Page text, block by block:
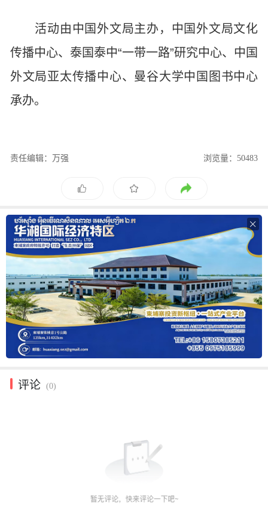
活动由中国外文局主办，中国外文局文化
传播中心、泰国泰中“一带一路”研究中心、中国
外文局亚太传播中心、曼谷大学中国图书中心
承办。
责任编辑：万强 浏览量：50483

评论 (0)